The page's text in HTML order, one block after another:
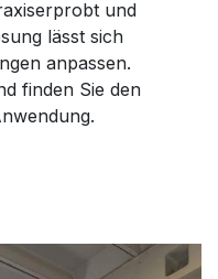
und
lässt sich
anpassen.
finden Sie den